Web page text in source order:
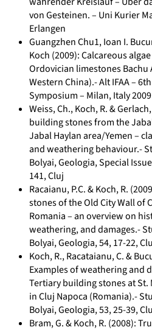
von Gesteinen. – Uni Kurier
Erlangen
Guangzhen Chu1, Ioan I.
Koch (2009): Calcareous
Ordovician limestones Bachu
Western China).- Alt IFAA –
Symposium – Milan, Italy 2009
Weiss, Ch., Koch, R. &
building stones from the
Jabal Haylan area/Yemen –
and weathering behaviour.-
Bolyai, Geologia, Special
141, Cluj
Racaianu, P.C. & Koch, R.
stones of the Old City Wall of
Romania – an overview on
weathering, and damages.-
Bolyai, Geologia, 54, 17-22,
Koch, R., Racataianu, C. &
Examples of weathering and
Tertiary building stones at St.
in Cluj Napoca (Romania).-
Bolyai, Geologia, 53, 25-39,
Bram, G. & Koch, R. (2008):